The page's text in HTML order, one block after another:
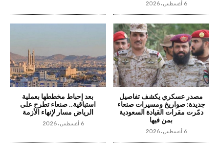
6 أغسطس، 2026
مصدر عسكري يكشف تفاصيل
جديدة: صواريخ ومسيرات صنعاء
دمّرت مقرات القيادة السعودية
بمن فيها
6 أغسطس، 2026
بعد إحباط مخططها بعملية
استباقية.. صنعاء تطرح على
الرياض مسار لإنهاء الأزمة
6 أغسطس، 2026